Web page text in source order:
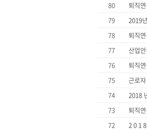
80
퇴직
79
2019
78
퇴직
77
산업
76
퇴직
75
근로
74
2018
73
퇴직
72
2 0 1